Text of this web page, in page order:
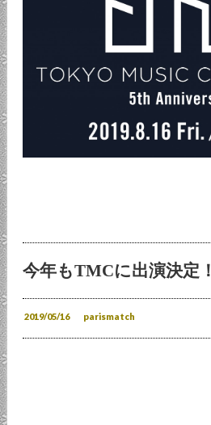
今年もTMCに出演決定！
2019/05/16 parismatch